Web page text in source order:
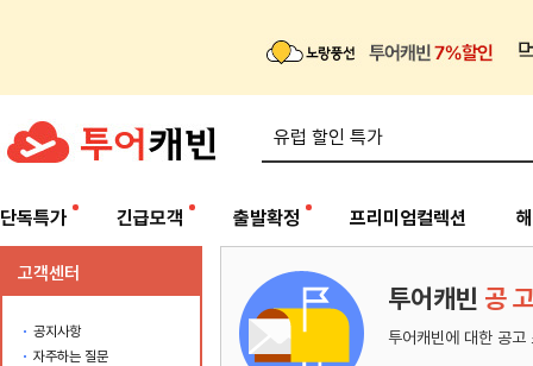
단독특가 긴급모객 출발확정 프리미엄컬렉션
고객센터
공지사항
자주하는 질문
투어캐빈 공
투어캐빈에 대한 공고